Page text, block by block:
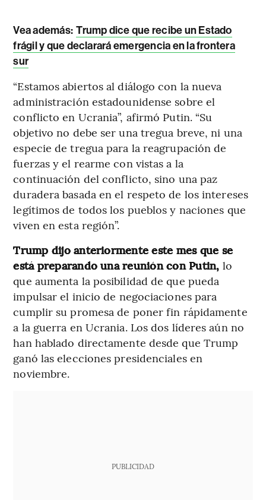
Vea además: Trump dice que recibe un Estado
frágil y que declarará emergencia en la frontera
sur
“Estamos abiertos al diálogo con la nueva
administración estadounidense sobre el
conflicto en Ucrania”, afirmó Putin. “Su
objetivo no debe ser una tregua breve, ni una
especie de tregua para la reagrupación de
fuerzas y el rearme con vistas a la
continuación del conflicto, sino una paz
duradera basada en el respeto de los intereses
legítimos de todos los pueblos y naciones que
viven en esta región”.
Trump dijo anteriormente este mes que se
está preparando una reunión con Putin, lo
que aumenta la posibilidad de que pueda
impulsar el inicio de negociaciones para
cumplir su promesa de poner fin rápidamente
a la guerra en Ucrania. Los dos líderes aún no
han hablado directamente desde que Trump
ganó las elecciones presidenciales en
noviembre.
PUBLICIDAD